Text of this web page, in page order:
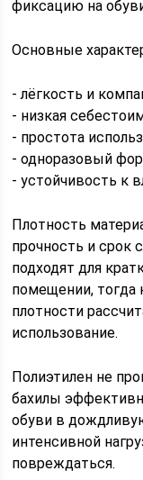
фиксацию на
Основные
- лёгкость и
- низкая
- простота
- одноразовый
- устойчивость к
Плотность
прочность и срок
подходят для
помещении,
плотности
использование.
Полиэтилен не
бахилы
обуви в
интенсивной
повреждаться.